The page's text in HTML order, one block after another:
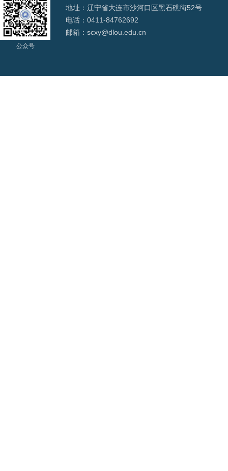
公众号
地址：辽宁省大连市沙河口区黑石礁街52号
电话：0411-84762692
邮箱：scxy@dlou.edu.cn